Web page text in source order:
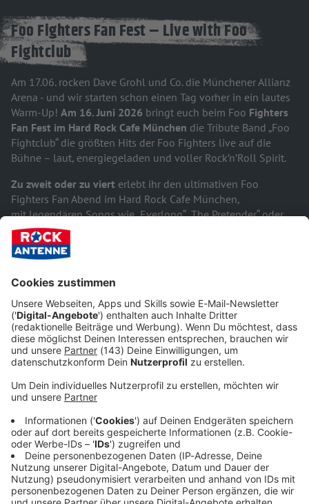
Foo Fighters Fan Fest – Live with Foo
Fightclub
Am 17.06. rocken Dave Grohl und Co. die Münchener Allianz
Arena - und wir starten schon einen Tag vorher in ein lautes
Warm-Up! Am 16. Juni 2026 bringt euch beim Foo Fighters
Fan Fest im Hard Rock Cafe München die Tribute Band „Foo
Fightclub“ die größten Hits der Foo Fighters live auf die
Bühne – laut, energiegeladen und voller Rock’n’Roll Spirit.
Zu zweit oder zu viert erlebt ihr den ultimativen Foo
Fighters Fan Abend im Hard Rock Cafe München,
mit legendären Songs wie „Everlong“, „The Pretender“ oder
„Best of You“ in einzigartiger Live-Atmosphäre. Dazu geht der
erste Drink aufs Haus
Hard Rock Shirt
Audiotitel - ROCK ANTENNE LiveROCK ANTENNE Live
Der beste Rock nonstop!
Der beste Rock nonstop!
Gerade läuft:
Sex On The
- Good Charlotte
Radio-App für iOS (Apple)